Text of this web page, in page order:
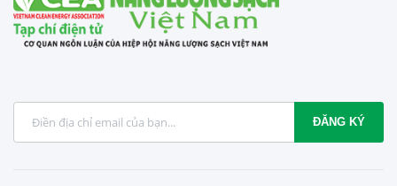
ĐĂNG KÝ